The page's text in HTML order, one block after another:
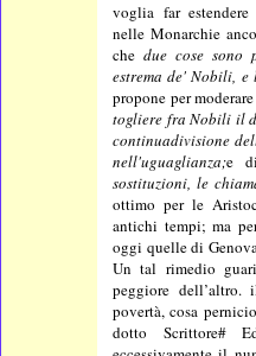
voglia far
nelle Monarchie
che due cose sono
estrema de' Nobili, e
propone per
togliere fra Nobili il
continuadivisione
nell'uguaglianza;e
sostituzioni, le
ottimo per le
antichi tempi; ma
oggi quelle di
Un tal rimedio
peggiore
povertà, cosa
dotto Scrittore#